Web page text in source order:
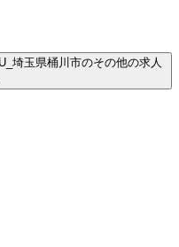
埼玉県桶川市のその他の求人